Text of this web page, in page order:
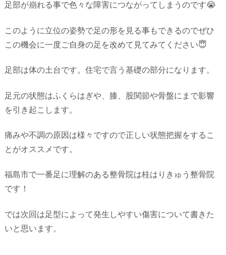
足部が崩れる事で色々な障害につながってしまうのです😭
このように立位の姿勢で足の形を見る事もできるのでぜひ
この機会に一度ご自身の足を改めて見てみてください😇
足部は体の土台です。住宅で言う基礎の部分になります。
足元の状態はふくらはぎや、膝、股関節や骨盤にまで影響
を引き起こします。
痛みや不調の原因は様々ですので正しい状態把握をするこ
とがオススメです。
福島市で一番足に理解のある整骨院は桂はりきゅう整骨院
です！
では次回は足型によって発生しやすい傷害について書きた
いと思います。